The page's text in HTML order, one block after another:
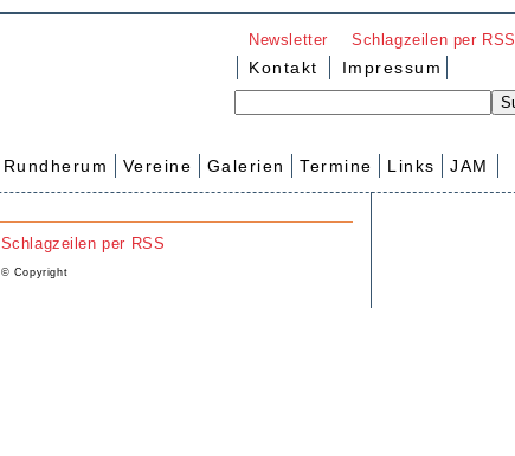
Newsletter Schlagzeilen per RSS
Kontakt Impressum
Rundherum Vereine Galerien Termine Links JAM
Schlagzeilen per RSS
© Copyright